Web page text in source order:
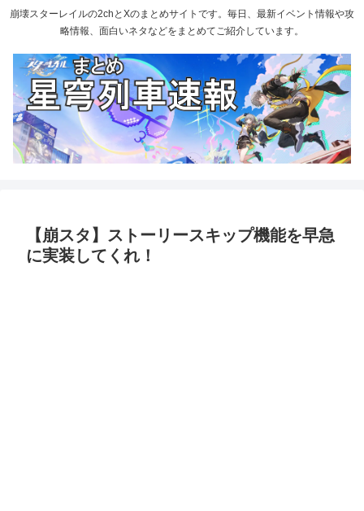
崩壊スターレイルの2chとXのまとめサイトです。毎日、最新イベント情報や攻
略情報、面白いネタなどをまとめてご紹介しています。
【崩スタ】ストーリースキップ機能を早急
に実装してくれ！